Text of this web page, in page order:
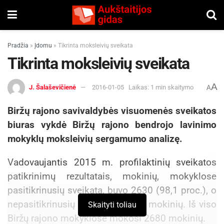
Pradžia » Įdomu » Tikrinta moksleivių sveikata
Tikrinta moksleivių sveikata
J. Šalaševičienė 2016-01-05 Laikas: 1 min skaitymo AA
Biržų rajono savivaldybės visuomenės sveikatos
biuras vykdė Biržų rajono bendrojo lavinimo
mokyklų moksleivių sergamumo analizę.
Vadovaujantis 2015 m. profilaktinių sveikatos
patikrinimų rezultatais, mokinių, mokyklose
pasitikrinusių sveikatą, buvo 2630 (98,1 proc.), o
nepasitikrinusių – 50 (1,9 proc.) mokinių. Iš viso
Biržų rajono mokyklose mokosi 2680 mokinių.
Skaityti toliau